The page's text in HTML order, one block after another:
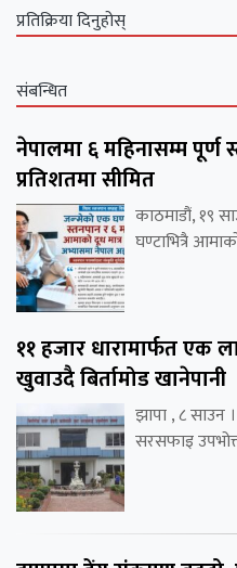
प्रतिक्रिया दिनुहोस्
संबन्धित
नेपालमा ६ महिनासम्म पूर्ण
प्रतिशतमा सीमित
काठमाडौं, १९
घण्टाभित्रै
११ हजार धारामार्फत एक
खुवाउदै बिर्तामोड खानेपानी
झापा , ८ साउन
सरसफाइ